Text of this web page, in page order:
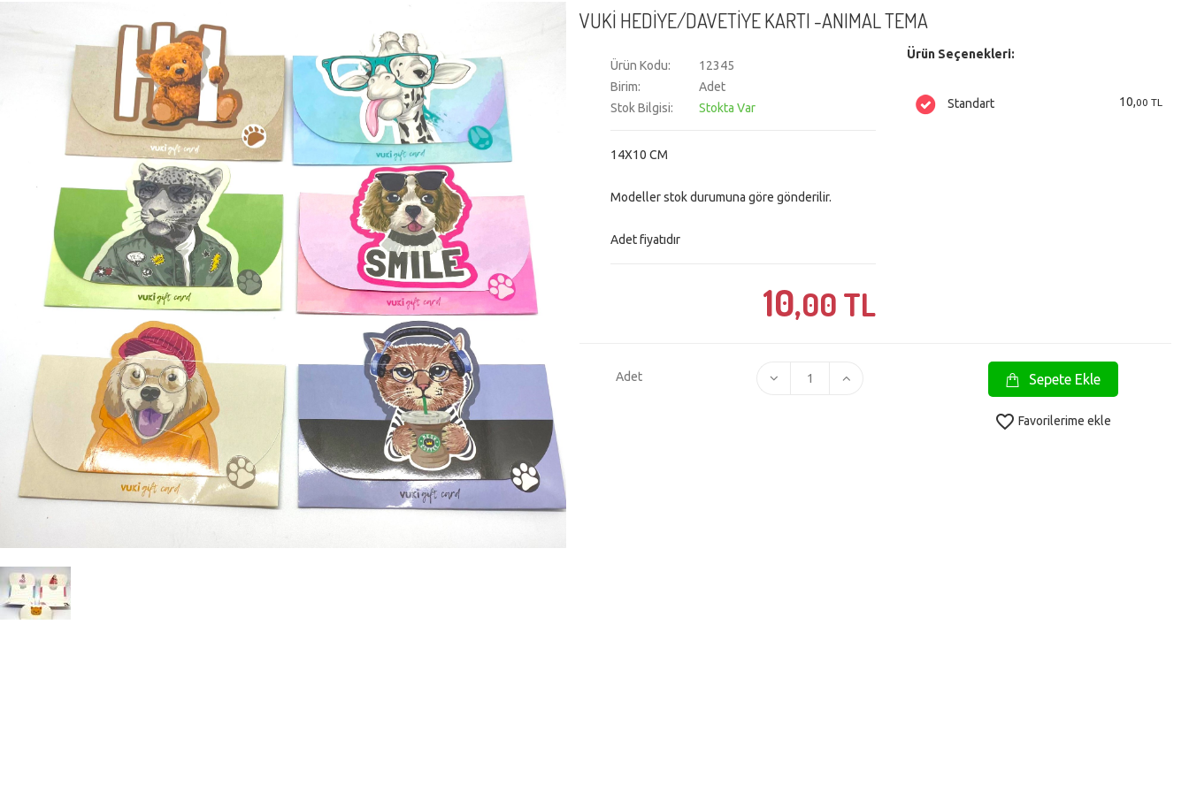
VUKİ HEDİYE/DAVETİYE KARTI -ANIMAL TEMA
Ürün Kodu:
12345
Birim:
Adet
Stok Bilgisi:
Stokta Var
14X10 CM
Modeller stok durumuna göre gönderilir.
Adet fiyatıdır
10,00 TL
Ürün Seçenekleri:
Standart 10,00 TL
Adet Sepete Ekle
favorite_border Favorilerime ekle